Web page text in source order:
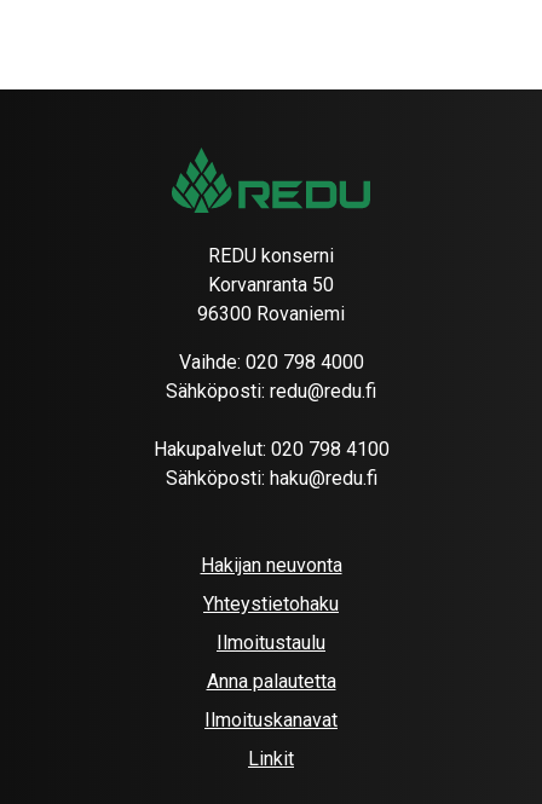
REDU konserni
Korvanranta 50
96300 Rovaniemi
Vaihde: 020 798 4000
Sähköposti: redu@redu.fi
Hakupalvelut: 020 798 4100
Sähköposti: haku@redu.fi
Hakijan neuvonta
Yhteystietohaku
Ilmoitustaulu
Anna palautetta
Ilmoituskanavat
Linkit